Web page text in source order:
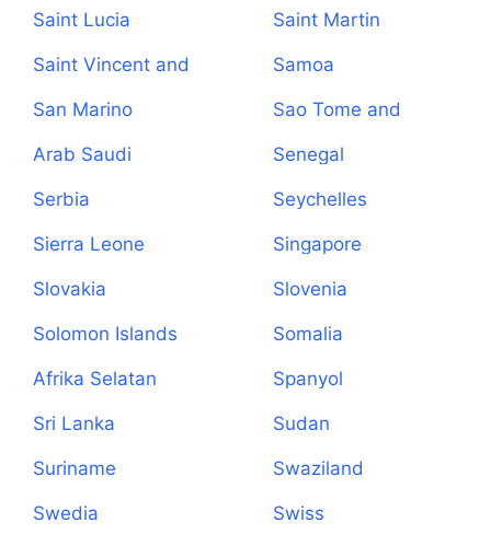
Saint Lucia Saint Martin
Saint Vincent and
Samoa
San Marino
Sao Tome and
Arab Saudi Senegal
Serbia Seychelles
Sierra Leone Singapore
Slovakia Slovenia
Solomon Islands Somalia
Afrika Selatan Spanyol
Sri Lanka Sudan
Suriname Swaziland
Swedia Swiss